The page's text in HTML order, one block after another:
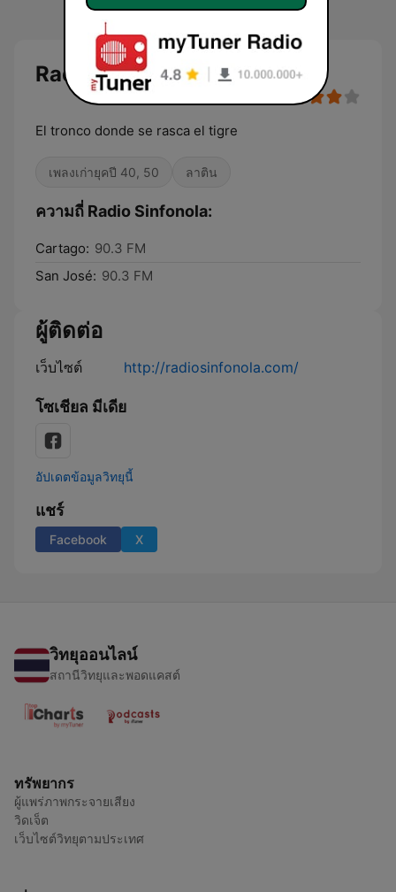
Radio Sinfonola
El tronco donde se rasca el tigre
เพลงเก่ายุคปี 40, 50 ลาติน
ความถี่ Radio Sinfonola:
Cartago: 90.3 FM
San José: 90.3 FM
ผู้ติดต่อ
เว็บไซต์ http://radiosinfonola.com/
โซเชียล มีเดีย
อัปเดตข้อมูลวิทยุนี้
แชร์
Facebook X
วิทยุออนไลน์
สถานีวิทยุและพอดแคสต์
ทรัพยากร
ผู้แพร่ภาพกระจายเสียง
วิดเจ็ต
เว็บไซต์วิทยุตามประเทศ